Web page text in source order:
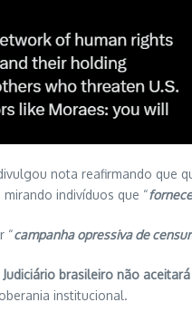
nota reafirmando que
indivíduos que “
“campanha opressiva de
Judiciário brasileiro não
institucional.